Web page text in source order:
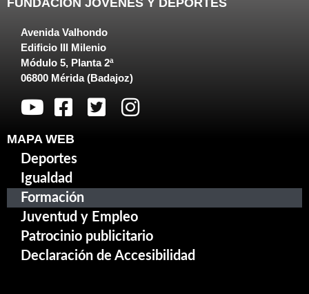
Avenida Valhondo
Edificio III Milenio
Módulo 5, Planta 2ª
06800 Mérida (Badajoz)
MAPA WEB
Deportes
Igualdad
Formación
Juventud y Empleo
Patrocinio publicitario
Declaración de Accesibilidad